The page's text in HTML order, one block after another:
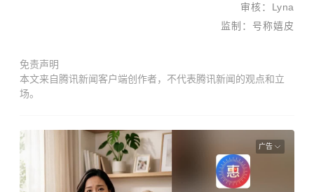
审核： Lyna
监制：号称嬉皮
免责声明
本文来自腾讯新闻客户端创作者，不代表腾讯新闻的观点和立
场。
广告